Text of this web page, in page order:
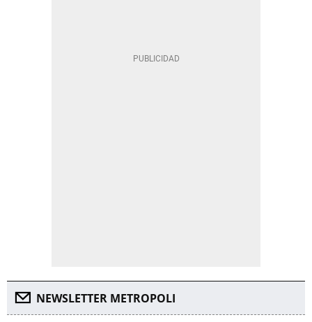
NEWSLETTER METROPOLI